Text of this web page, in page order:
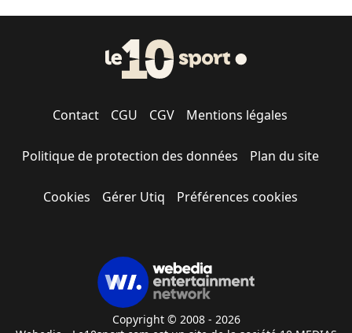
Contact CGU CGV Mentions légales
Politique de protection des données Plan du site
Cookies Gérer Utiq Préférences cookies
Copyright © 2008 - 2026